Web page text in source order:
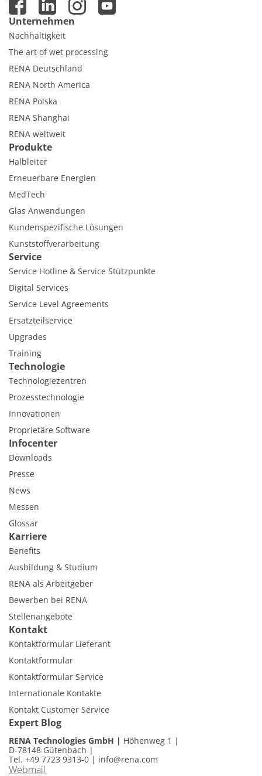
Unternehmen
Nachhaltigkeit
The art of wet processing
RENA Deutschland
RENA North America
RENA Polska
RENA Shanghai
RENA weltweit
Produkte
Halbleiter
Erneuerbare Energien
MedTech
Glas Anwendungen
Kundenspezifische Lösungen
Kunststoffverarbeitung
Service
Service Hotline & Service Stützpunkte
Digital Services
Service Level Agreements
Ersatzteilservice
Upgrades
Training
Technologie
Technologiezentren
Prozesstechnologie
Innovationen
Proprietäre Software
Infocenter
Downloads
Presse
News
Messen
Glossar
Karriere
Benefits
Ausbildung & Studium
RENA als Arbeitgeber
Bewerben bei RENA
Stellenangebote
Kontakt
Kontaktformular Lieferant
Kontaktformular
Kontaktformular Service
Internationale Kontakte
Kontakt Customer Service
Expert Blog
RENA Technologies GmbH
Höhenweg 1
D-78148 Gütenbach
Tel. +49 7723 9313-0 | info@rena.com
Webmail